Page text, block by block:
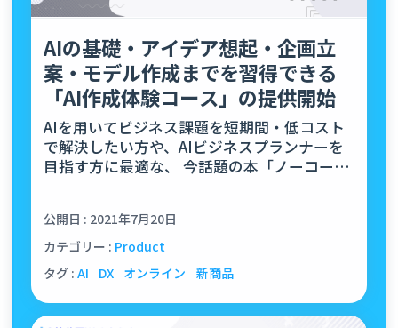
AIの基礎・アイデア想起・企画⽴
案・モデル作成までを習得できる
「AI作成体験コース」の提供開始
AIを⽤いてビジネス課題を短期間・低コスト
で解決したい⽅や、AIビジネスプランナーを
⽬指す⽅に最適な、 今話題の本「ノーコード
公開日 : 2021年7月20日
カテゴリー : Product
タグ : AI DX オンライン 新商品